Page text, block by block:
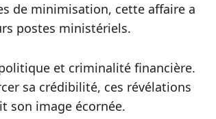
de minimisation, cette affaire a
postes ministériels.
et criminalité financière.
sa crédibilité, ces révélations
son image écornée.